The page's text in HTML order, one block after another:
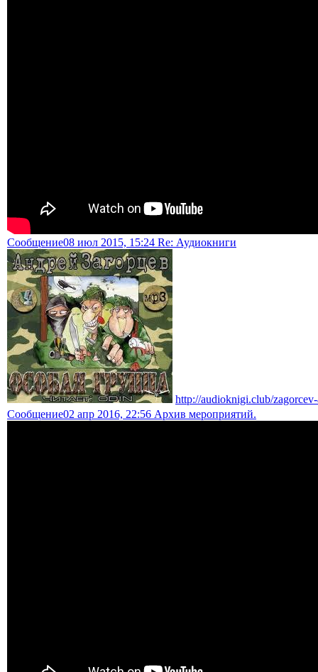
Сообщение08 июл 2015, 15:24 Re: Аудиокниги
http://audioknigi.club/
Сообщение02 апр 2016, 22:56 Архив мероприятий.